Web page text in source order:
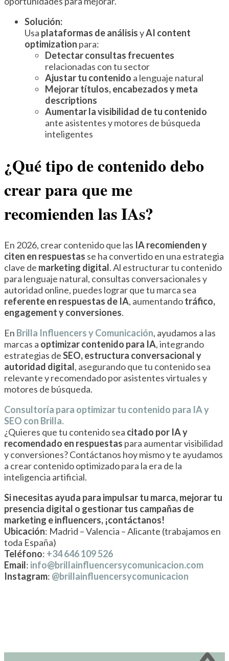
Solución:
Usa plataformas de análisisyAI content
optimization para:
Detectar consultas frecuentes
relacionadas con tu sector
Ajustar tu contenido a lenguaje natural
Mejorar títulos, encabezados y meta
descriptions
Aumentar la visibilidad de tu contenido
ante asistentes y motores de búsqueda
inteligentes
¿Qué tipo de contenido debo
crear para que me
recomienden las IAs?
En 2026, crear contenido que las IA recomienden y
citen en respuestas se ha convertido en una estrategia
clave de marketing digital. Al estructurar tu contenido
para lenguaje natural, consultas conversacionales y
autoridad online, puedes lograr que tu marca sea
referente en respuestas de IA, aumentandotráfico,
engagement y conversiones.
En Brilla Influencers y Comunicación, ayudamos a las
marcas a optimizar contenido para IA, integrando
estrategias deSEO, estructura conversacional y
autoridad digital, asegurando que tu contenido sea
relevante y recomendado por asistentes virtuales y
motores de búsqueda.
Consultoría para optimizar tu contenido para IA y
SEO con Brilla.
¿Quieres que tu contenido sea citado por IA y
recomendado en respuestas para aumentar visibilidad
y conversiones? Contáctanos hoy mismo y te ayudamos
a crear contenido optimizado para la era de la
inteligencia artificial.
Si necesitas ayuda para impulsar tu marca, mejorar tu
presencia digital o gestionar tus campañas de
marketing e influencers, ¡contáctanos!
Ubicación: Madrid – Valencia – Alicante (trabajamos en
toda España)
Teléfono: +34 646 109 526
Email: info@brillainfluencersycomunicacion.com
Instagram: @brillainfluencersycomunicacion